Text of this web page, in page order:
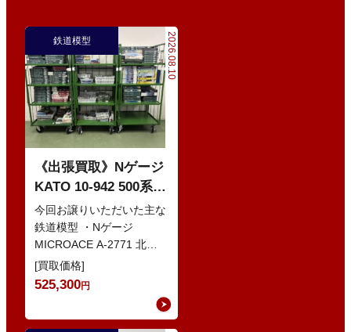
2026.08.10
鉄道模型
《出張買取》Nゲージ
KATO 10-942 500系
新幹線「500 TYPE
EVA」タイプ 8両セッ
ト などの鉄道模型
今回お譲りいただいた主な
鉄道模型 ・Nゲージ
MICROACE A-2771 北近
畿タンゴ鉄道 KTR001型
タンゴエクスプロー…
[買取価格]
525,300円